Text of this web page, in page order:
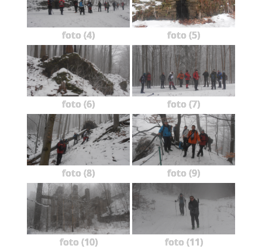
foto (4) foto (5)
foto (6) foto (7)
foto (8) foto (9)
foto (10) foto (11)